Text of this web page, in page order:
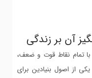
آن بر زندگی
تمام نقاط قوت و ضعف،
از اصول بنیادین برای